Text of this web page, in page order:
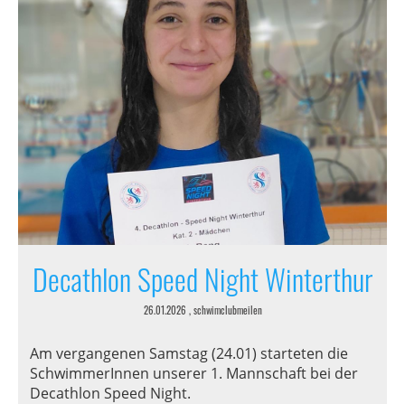
Decathlon Speed Night Winterthur
26.01.2026 , schwimclubmeilen
Am vergangenen Samstag (24.01) starteten die
SchwimmerInnen unserer 1. Mannschaft bei der
Decathlon Speed Night.